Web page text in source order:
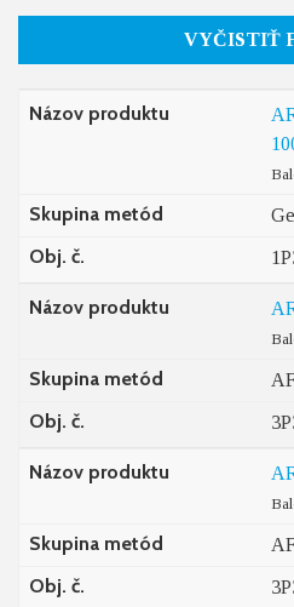
VYČISTIŤ
Názov produktu
Skupina metód
Obj. č.
Názov produktu
Skupina metód
Obj. č.
Názov produktu
Skupina metód
Obj. č.